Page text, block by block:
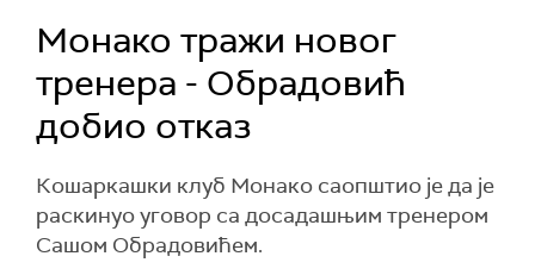
Монако тражи новог
тренера - Обрадовић
добио отказ
Кошаркашки клуб Монако саопштио је да је
раскинуо уговор са досадашњим тренером
Сашом Обрадовићем.